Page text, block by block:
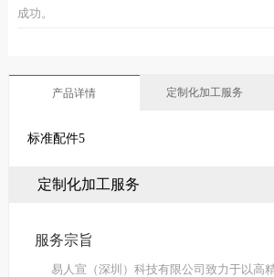
成功。
产品详情 定制化加工服务
标准配件5
定制化加工服务
服务宗旨
易人宣（深圳）科技有限公司致力于以高